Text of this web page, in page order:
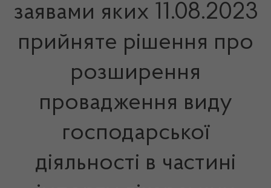
заявами яких 11.08.2023
прийняте рішення про
розширення
провадження виду
господарської
діяльності в частині